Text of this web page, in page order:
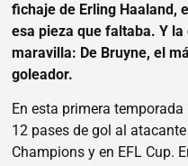
fichaje de Erling Haaland,
esa pieza que faltaba. Y
maravilla: De Bruyne, el
goleador.
En esta primera
12 pases de gol al
Champions y en EFL Cup.